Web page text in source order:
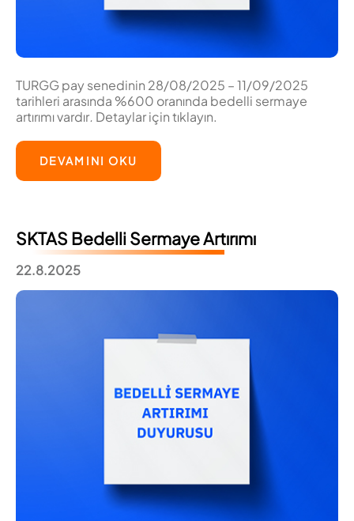
TURGG pay senedinin 28/08/2025 – 11/09/2025
tarihleri arasında %600 oranında bedelli sermaye
artırımı vardır. Detaylar için tıklayın.
DEVAMINI OKU
SKTAS Bedelli Sermaye Artırımı
22.8.2025